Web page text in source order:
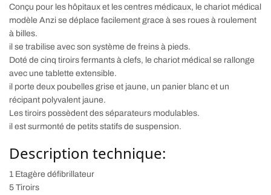
Conçu pour les hôpitaux et les centres médicaux, le chariot médical
modèle Anzi se déplace facilement grace à ses roues à roulement
à billes.
il se trabilise avec son système de freins à pieds.
Doté de cinq tiroirs fermants à clefs, le chariot médical se rallonge
avec une tablette extensible.
il porte deux poubelles grise et jaune, un panier blanc et un
récipant polyvalent jaune.
Les tiroirs possèdent des séparateurs modulables.
il est surmonté de petits statifs de suspension.
Description technique:
1 Etagère défibrillateur
5 Tiroirs